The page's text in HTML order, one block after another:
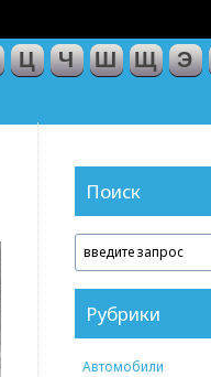
Ц Ч Ш Щ Э
Поиск
Рубрики
Автомобили